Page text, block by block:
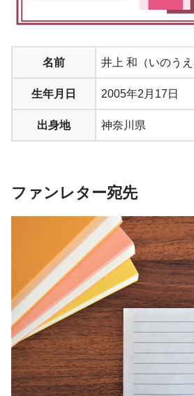
名前 井上 和（いのうえ
生年月日 2005年2月17日
出身地 神奈川県
ファンレター宛先